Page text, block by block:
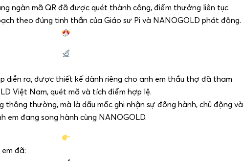
ngàn mã QR đã được quét thành công, điểm thưởng liên tục
theo đúng tinh thần của Giáo sư Pi và NANOGOLD phát động.
diễn ra, được thiết kế dành riêng cho anh em thầu thợ đã tham
Việt Nam, quét mã và tích điểm hợp lệ.
thường, mà là dấu mốc ghi nhận sự đồng hành, chủ động và
em đang song hành cùng NANOGOLD.
đã: